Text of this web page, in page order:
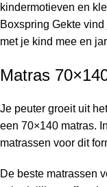
kindermotieven en
Boxspring Gekte
met je kind mee en
Matras
Je peuter groeit uit
een 70×140 matras.
matrassen voor dit
De beste matrassen